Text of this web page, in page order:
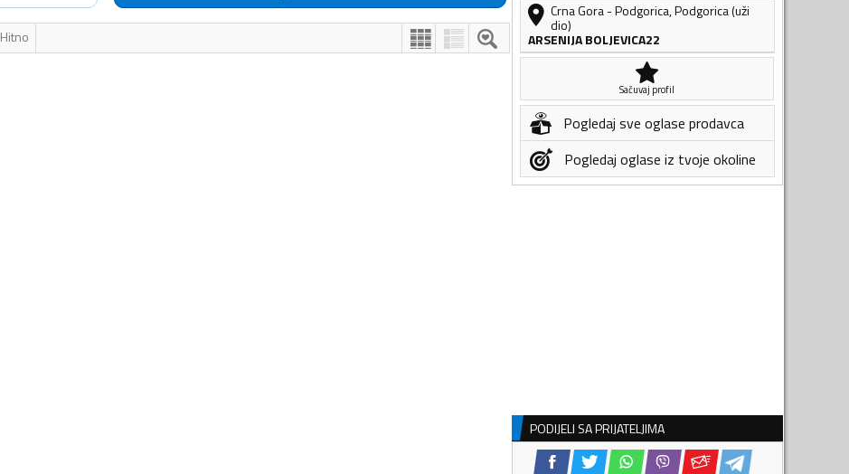
Hitno
Crna Gora-Podgorica,Podgorica (uži
dio)
ARSENIJA BOLJEVICA22
Sačuvaj profil
Pogledaj sve oglase prodavca
Pogledaj oglase iz tvoje okoline
PODIJELI SA PRIJATELJIMA